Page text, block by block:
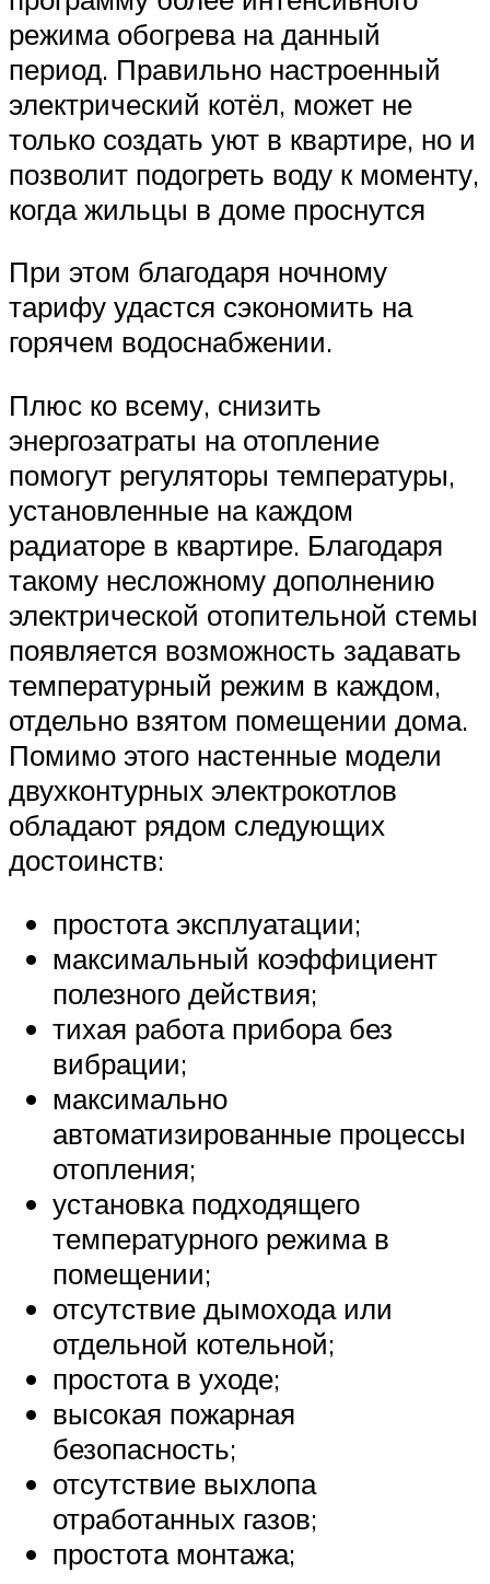
режима обогрева на данный
период. Правильно настроенный
электрический котёл, может не
только создать уют в квартире, но и
позволит подогреть воду к моменту,
когда жильцы в доме проснутся
При этом благодаря ночному
тарифу удастся сэкономить на
горячем водоснабжении.
Плюс ко всему, снизить
энергозатраты на отопление
помогут регуляторы температуры,
установленные на каждом
радиаторе в квартире. Благодаря
такому несложному дополнению
электрической отопительной стемы
появляется возможность задавать
температурный режим в каждом,
отдельно взятом помещении дома.
Помимо этого настенные модели
двухконтурных электрокотлов
обладают рядом следующих
достоинств:
простота эксплуатации;
максимальный коэффициент
полезного действия;
тихая работа прибора без
вибрации;
максимально
автоматизированные процессы
отопления;
установка подходящего
температурного режима в
помещении;
отсутствие дымохода или
отдельной котельной;
простота в уходе;
высокая пожарная
безопасность;
отсутствие выхлопа
отработанных газов;
простота монтажа;